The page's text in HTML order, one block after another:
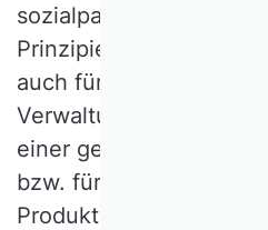
Prinzipien der
auch für Bereiche von
Verwaltung, die nie
einer gekoppelten
bzw. für Industrien, die
Produktionsformen